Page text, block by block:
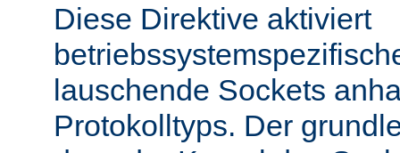
Diese Direktive aktiviert
lauschende Sockets
Protokolltyps. Der